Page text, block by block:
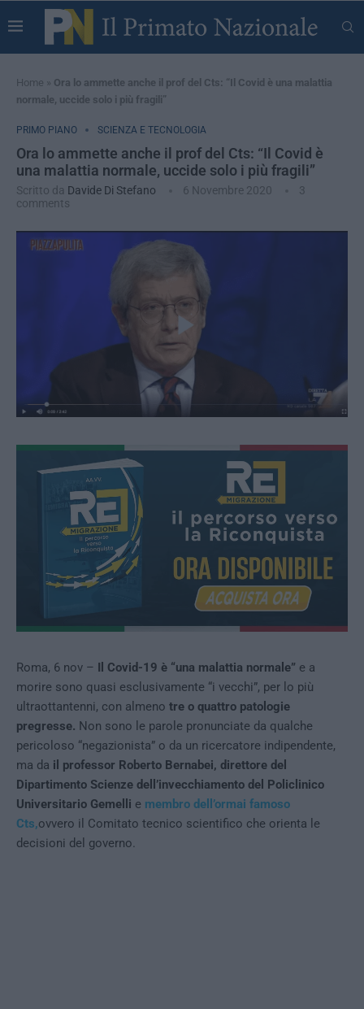
Home » Ora lo ammette anche il prof del Cts: “Il Covid è una malattia
normale, uccide solo i più fragili”
PRIMO PIANO SCIENZA E TECNOLOGIA
Ora lo ammette anche il prof del Cts: “Il Covid è
una malattia normale, uccide solo i più fragili”
Scritto da Davide Di Stefano 6 Novembre 2020
3
comments
Roma, 6 nov – Il Covid-19 è “una malattia normale” e a
morire sono quasi esclusivamente “i vecchi”, per lo più
ultraottantenni, con almeno tre o quattro patologie
pregresse. Non sono le parole pronunciate da qualche
pericoloso “negazionista” o da un ricercatore indipendente,
ma da il professor Roberto Bernabei, direttore del
Dipartimento Scienze dell’invecchiamento del Policlinico
Universitario Gemelli e membro dell’ormai famoso
Cts,ovvero il Comitato tecnico scientifico che orienta le
decisioni del governo.